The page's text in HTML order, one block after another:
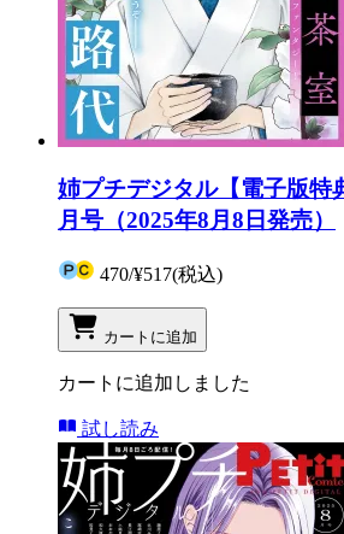
姉プチデジタル【電子版特
月号（2025年8月8日発売）
470/¥517(税込)
カートに追加
カートに追加しました
試し読み